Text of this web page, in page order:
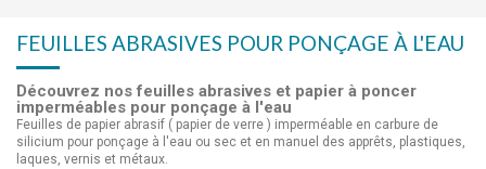
FEUILLES ABRASIVES POUR PONÇAGE À L'EAU
Découvrez nos feuilles abrasives et papier à poncer
imperméables pour ponçage à l'eau
Feuilles de papier abrasif ( papier de verre ) imperméable en carbure de
silicium pour ponçage à l'eau ou sec et en manuel des apprêts, plastiques,
laques, vernis et métaux.